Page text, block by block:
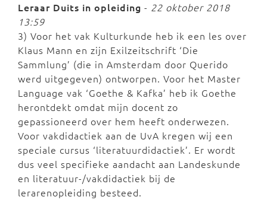
Leraar Duits in opleiding - 22 oktober 2018
13:59
3) Voor het vak Kulturkunde heb ik een les over
Klaus Mann en zijn Exilzeitschrift ‘Die
Sammlung’ (die in Amsterdam door Querido
werd uitgegeven) ontworpen. Voor het Master
Language vak ‘Goethe & Kafka’ heb ik Goethe
herontdekt omdat mijn docent zo
gepassioneerd over hem heeft onderwezen.
Voor vakdidactiek aan de UvA kregen wij een
speciale cursus ‘literatuurdidactiek’. Er wordt
dus veel specifieke aandacht aan Landeskunde
en literatuur-/vakdidactiek bij de
lerarenopleiding besteed.